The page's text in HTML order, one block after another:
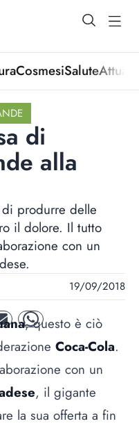
open
CosmesiSalute
di
alla
produrre delle
il dolore. Il tutto
con un
19/09/2018
whatsapp
, questo è ciò
Coca-Cola.
con un
, il gigante
la sua offerta a fin